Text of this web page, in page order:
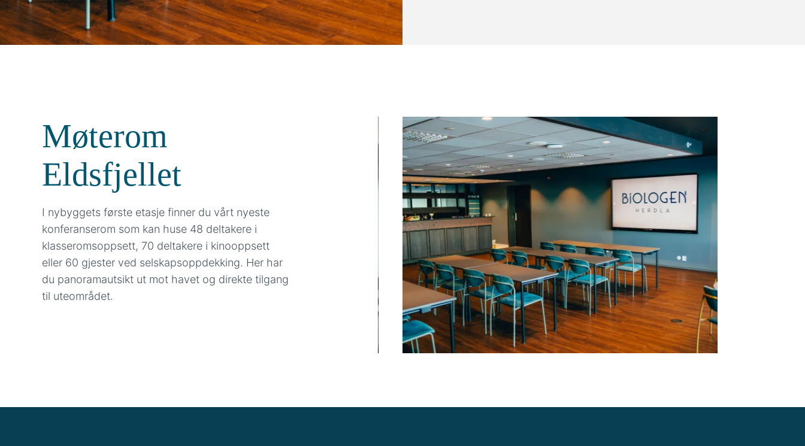
Møterom
Eldsfjellet
I nybyggets første etasje finner du vårt nyeste
konferanserom som kan huse 48 deltakere i
klasseromsoppsett, 70 deltakere i kinooppsett
eller 60 gjester ved selskapsoppdekking. Her har
du panoramautsikt ut mot havet og direkte tilgang
til uteområdet.